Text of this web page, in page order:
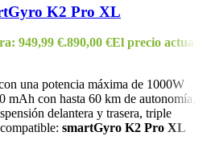
K2 Pro XL
949,99 €.890,00 €El precio actual
una potencia máxima de 1000W
mAh con hasta 60 km de autonomía,
delantera y trasera, triple
smartGyro K2 Pro XL